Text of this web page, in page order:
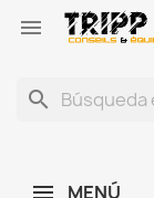

search
MENÚ